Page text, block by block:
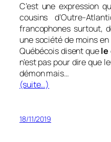
C’est une expression
cousins d’Outre-
francophones surtout,
une société de moins
Québécois disent quele
n’est pas pour dire que
démon mais…
(suite…)
18/11/2019